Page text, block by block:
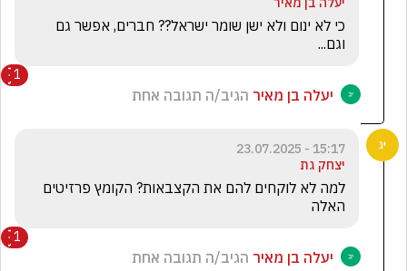
וגם...
1
יעלה בן מאיר הגיב/ה תגובה אחת
15:17 - 23.07.2025
יצחק גת
האלה
1
יעלה בן מאיר הגיב/ה תגובה אחת